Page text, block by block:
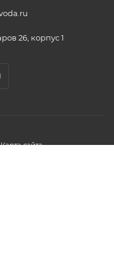
26, корпус 1
Карта сайта